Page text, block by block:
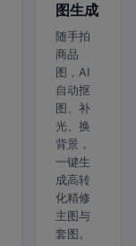
图生成
随手拍
商品
图，AI
自动抠
图、补
光、换
背景，
一键生
成高转
化精修
主图与
套图。